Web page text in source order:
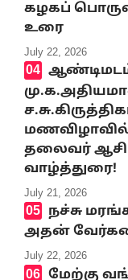
கழகப்
உரை
July 22, 2026
மணவிழாவில்
தலைவர்
வாழ்த்துரை!
July 21, 2026
நச்சு
அதன்
July 22, 2026
மேற்கு